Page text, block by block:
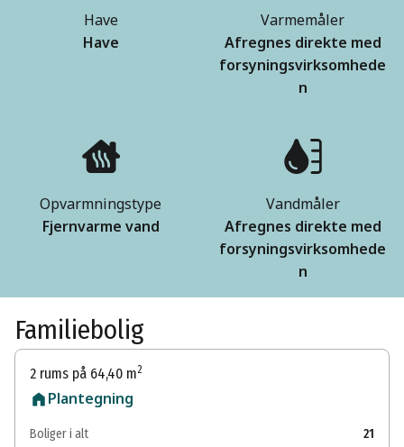
Have
Have
Varmemåler
Afregnes direkte med
forsyningsvirksomhede
n
Opvarmningstype
Fjernvarme vand
Vandmåler
Afregnes direkte med
forsyningsvirksomhede
n
Familiebolig
2 rums på 64,40 m2
Plantegning
Boliger i alt
21